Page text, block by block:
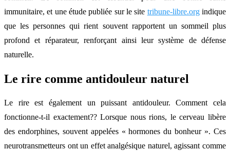
immunitaire, et une étude publiée sur le site tribune-libre.orgindique
que les personnes qui rient souvent rapportent un sommeil plus
profond et réparateur, renforçant ainsi leur système de défense
naturelle.
Le rire comme antidouleur naturel
Le rire est également un puissant antidouleur. Comment cela
fonctionne-t-il exactement?? Lorsque nous rions, le cerveau libère
des endorphines, souvent appelées « hormones du bonheur ». Ces
neurotransmetteurs ont un effet analgésique naturel, agissant comme